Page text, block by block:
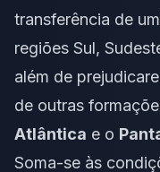
transferência de
regiões Sul,
além de
de outras
Atlântica e o
Soma-se às